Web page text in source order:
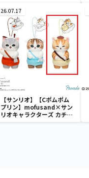
26.07.17
【サンリオ】【Cポムポム
プリン】mofusand×サン
リオキャラクターズ カチュ
ーシャマスコット②